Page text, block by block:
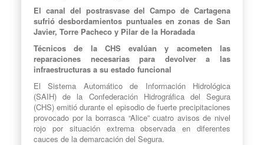
El canal del postrasvase del Campo de Cartagena
sufrió desbordamientos puntuales en zonas de San
Javier, Torre Pacheco y Pilar de la Horadada
Técnicos de la CHS evalúan y acometen las
reparaciones necesarias para devolver a las
infraestructuras a su estado funcional
El Sistema Automático de Información Hidrológica
(SAIH) de la Confederación Hidrográfica del Segura
(CHS) emitió durante el episodio de fuerte precipitaciones
provocado por la borrasca “Alice” cuatro avisos de nivel
rojo por situación extrema observada en diferentes
cauces de la demarcación del Segura.